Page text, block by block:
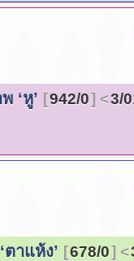
‘หู’ 942/0 3/
าแห้ง’ 678/0